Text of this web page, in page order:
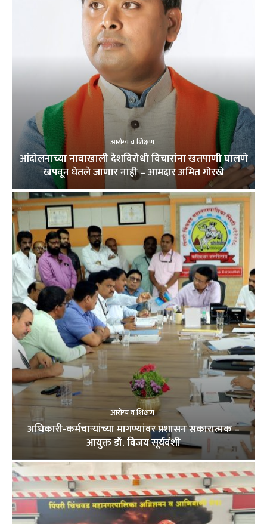
आरोग्य व शिक्षण
आंदोलनाच्या नावाखाली देशविरोधी विचारांना खतपाणी घालणे
खपवून घेतले जाणार नाही – आमदार अमित गोरखे
आरोग्य व शिक्षण
अधिकारी-कर्मचाऱ्यांच्या मागण्यांवर प्रशासन सकारात्मक –
आयुक्त डॉ. विजय सूर्यवंशी